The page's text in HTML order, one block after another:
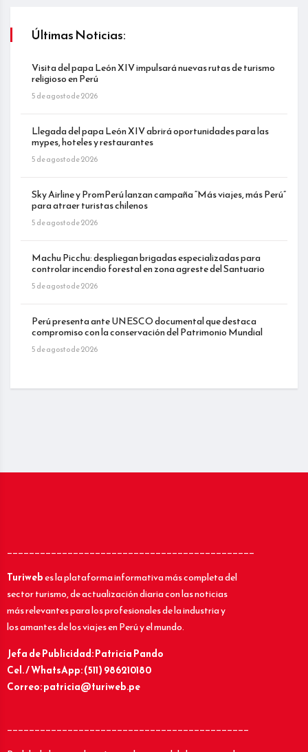
Últimas Noticias:
Visita del papa León XIV impulsará nuevas rutas de turismo
religioso en Perú
5 de agosto de 2026
Llegada del papa León XIV abrirá oportunidades para las
mypes, hoteles y restaurantes
5 de agosto de 2026
Sky Airline y PromPerú lanzan campaña “Más viajes, más Perú”
para atraer turistas chilenos
5 de agosto de 2026
Machu Picchu: despliegan brigadas especializadas para
controlar incendio forestal en zona agreste del Santuario
5 de agosto de 2026
Perú presenta ante UNESCO documental que destaca
compromiso con la conservación del Patrimonio Mundial
5 de agosto de 2026
_____________________________________________
Turiwebes la plataforma informativa más completa del
sector turismo, de actualización diaria con las noticias
más relevantes para los profesionales de la industria y
los amantes de los viajes en Perú y el mundo.
Jefa de Publicidad: Patricia Pando
Cel. / WhatsApp: (511) 986210180
Correo: patricia@turiweb.pe
____________________________________________